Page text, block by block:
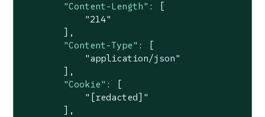
"Content-Length" : [
"214"
        ],
"Content-Type" : [
"application/json"
        ],
"Cookie" : [
"[redacted]"
        ],